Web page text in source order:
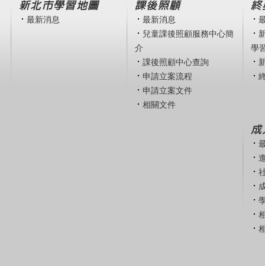
新北市學習地圖
最新消息
課後照顧
最新消息
兒童課後照顧服務中心簡
介
課後照顧中心查詢
申請立案流程
申請立案文件
相關文件
終
學